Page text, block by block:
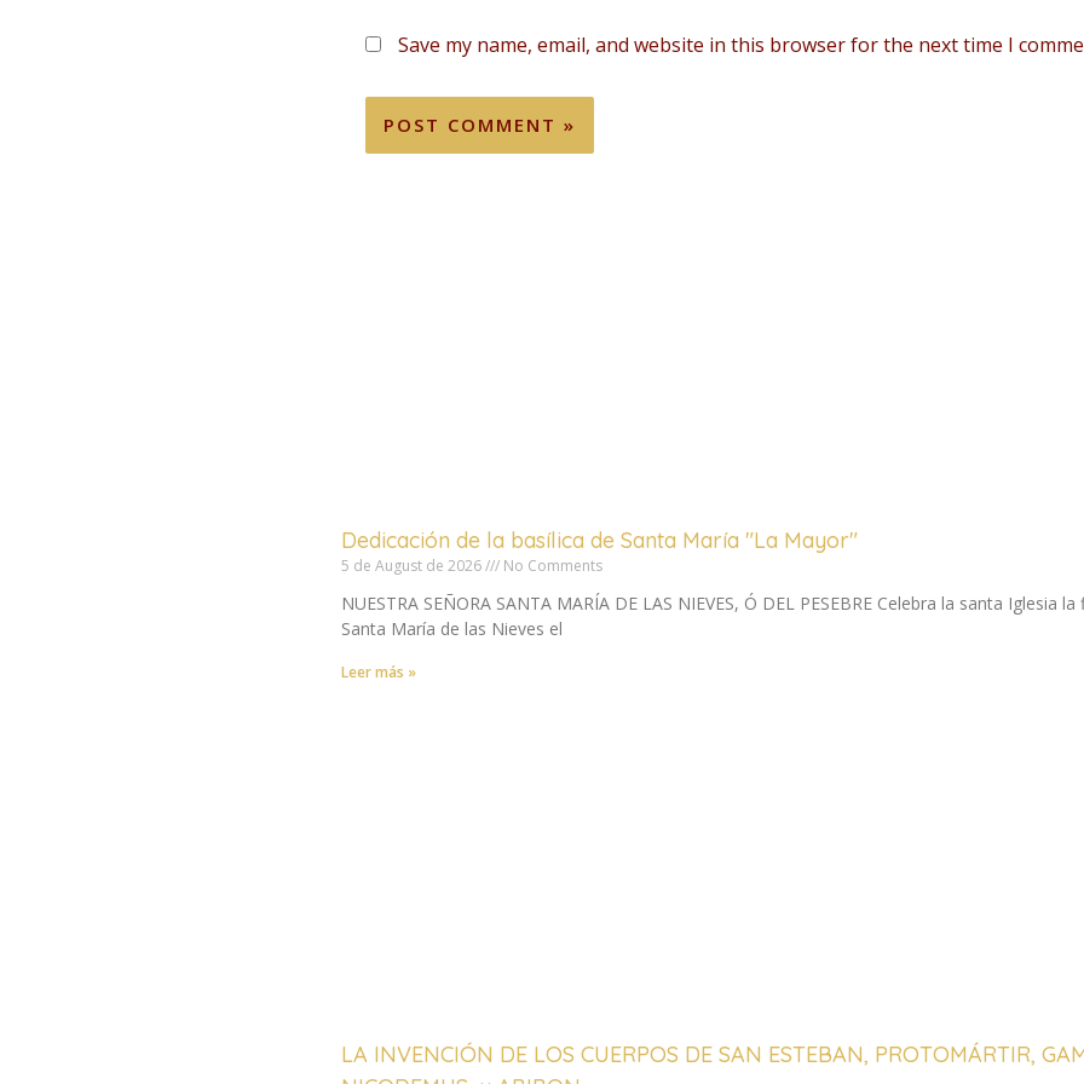
Save my name, email, and website in this browser for the next time I
Dedicación de la basílica de Santa María "La Mayor"
5 de August de 2026 No Comments
NUESTRA SEÑORA SANTA MARÍA DE LAS NIEVES, Ó DEL PESEBRE Celebra la santa Iglesia
Santa María de las Nieves el
Leer más »
LA INVENCIÓN DE LOS CUERPOS DE SAN ESTEBAN, PROTOMÁRTIR,